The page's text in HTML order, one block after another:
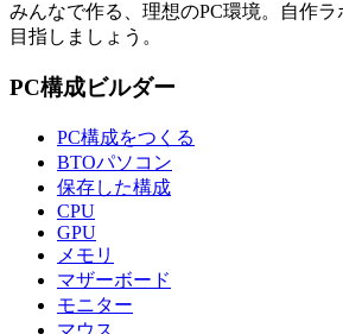
みんなで作る、理想のPC環境。 自作ラ
目指しましょう。
PC構成ビルダー
PC構成をつくる
BTOパソコン
保存した構成
CPU
GPU
メモリ
マザーボード
モニター
マウス